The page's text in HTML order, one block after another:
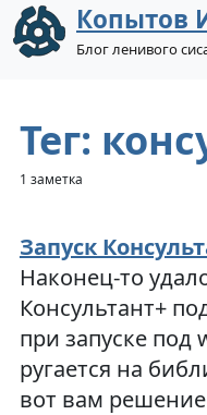
Копытов
Блог ленивого
Тег:
1 заметка
Запуск
Наконец-то
Консультант+
при запуске под
ругается на
вот вам